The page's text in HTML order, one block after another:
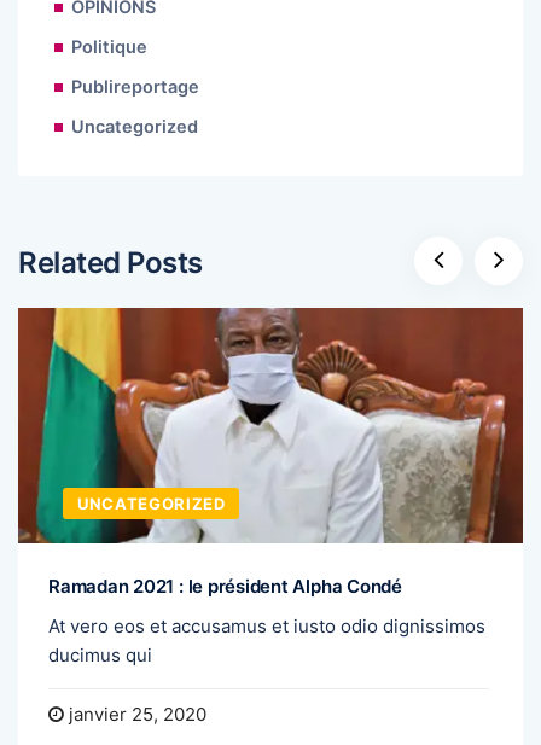
OPINIONS
Politique
Publireportage
Uncategorized
Related Posts
UNCATEGORIZED
Ramadan 2021 : le président Alpha Condé
At vero eos et accusamus et iusto odio dignissimos
ducimus qui
janvier 25, 2020